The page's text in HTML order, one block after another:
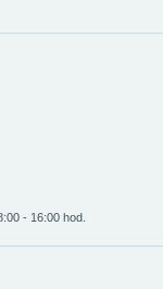
- 16:00 hod.